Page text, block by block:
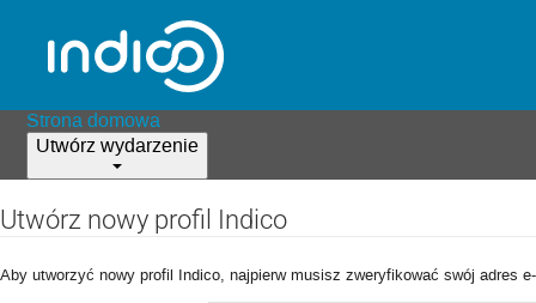
Strona domowa
Utwórz wydarzenie
Utwórz nowy profil Indico
Aby utworzyć nowy profil Indico, najpierw musisz zweryfikować swój adres